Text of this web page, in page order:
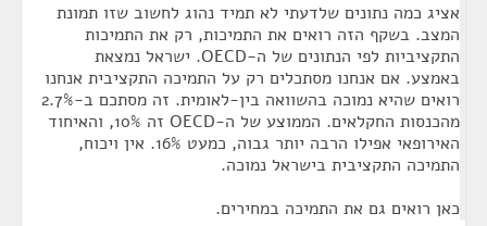
אציג כמה נתונים שלדעתי לא תמיד נהוג לחשוב שזו תמונת
המצב. בשקף הזה רואים את התמיכות, רק את התמיכות
התקציביות לפי הנתונים של ה-OECD. ישראל נמצאת
באמצע. אם אנחנו מסתכלים רק על התמיכה התקציבית אנחנו
רואים שהיא נמוכה בהשוואה בין-לאומית. זה מסתכם ב-2.7%
מהכנסות החקלאים. הממוצע של ה-OECD זה 10%, והאיחוד
האירופאי אפילו הרבה יותר גבוה, כמעט 16%. אין ויכוח,
התמיכה התקציבית בישראל נמוכה.
כאן רואים גם את התמיכה במחירים.